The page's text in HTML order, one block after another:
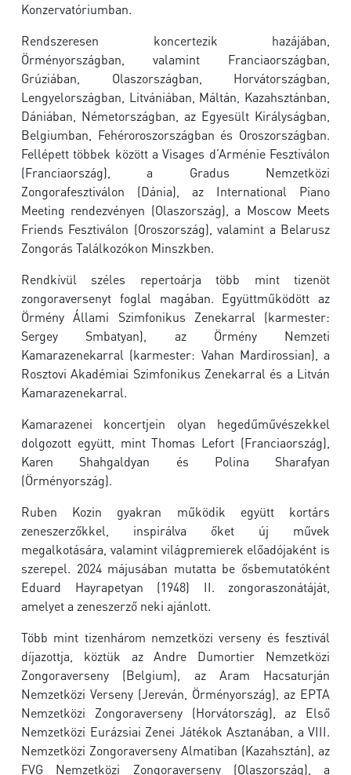
Konzervatóriumban.
Rendszeresen koncertezik hazájában,
Örményországban, valamint Franciaországban,
Grúziában, Olaszországban, Horvátországban,
Lengyelországban, Litvániában, Máltán, Kazahsztánban,
Dániában, Németországban, az Egyesült Királyságban,
Belgiumban, Fehéroroszországban és Oroszországban.
Fellépett többek között a Visages d’Arménie Fesztiválon
(Franciaország), a Gradus Nemzetközi
Zongorafesztiválon (Dánia), az International Piano
Meeting rendezvényen (Olaszország), a Moscow Meets
Friends Fesztiválon (Oroszország), valamint a Belarusz
Zongorás Találkozókon Minszkben.
Rendkívül széles repertoárja több mint tizenöt
zongoraversenyt foglal magában. Együttműködött az
Örmény Állami Szimfonikus Zenekarral (karmester:
Sergey Smbatyan), az Örmény Nemzeti
Kamarazenekarral (karmester: Vahan Mardirossian), a
Rosztovi Akadémiai Szimfonikus Zenekarral és a Litván
Kamarazenekarral.
Kamarazenei koncertjein olyan hegedűművészekkel
dolgozott együtt, mint Thomas Lefort (Franciaország),
Karen Shahgaldyan és Polina Sharafyan
(Örményország).
Ruben Kozin gyakran működik együtt kortárs
zeneszerzőkkel, inspirálva őket új művek
megalkotására, valamint világpremierek előadójaként is
szerepel. 2024 májusában mutatta be ősbemutatóként
Eduard Hayrapetyan (1948) II. zongoraszonátáját,
amelyet a zeneszerző neki ajánlott.
Több mint tizenhárom nemzetközi verseny és fesztivál
díjazottja, köztük az Andre Dumortier Nemzetközi
Zongoraverseny (Belgium), az Aram Hacsaturján
Nemzetközi Verseny (Jereván, Örményország), az EPTA
Nemzetközi Zongoraverseny (Horvátország), az Első
Nemzetközi Eurázsiai Zenei Játékok Asztanában, a VIII.
Nemzetközi Zongoraverseny Almatiban (Kazahsztán), az
FVG Nemzetközi Zongoraverseny (Olaszország), a